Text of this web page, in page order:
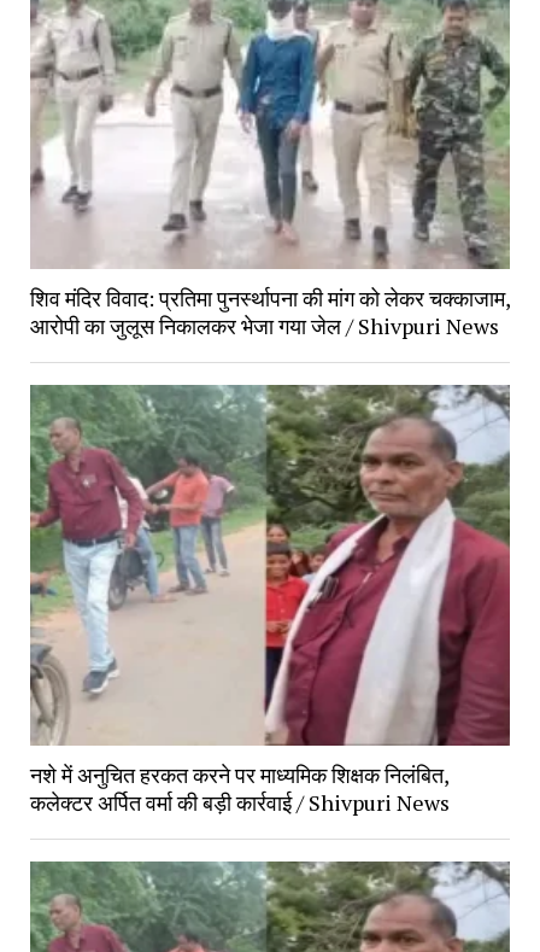
शिव मंदिर विवाद: प्रतिमा पुनर्स्थापना की मांग को लेकर चक्काजाम,
आरोपी का जुलूस निकालकर भेजा गया जेल / Shivpuri News
नशे में अनुचित हरकत करने पर माध्यमिक शिक्षक निलंबित,
कलेक्टर अर्पित वर्मा की बड़ी कार्रवाई / Shivpuri News